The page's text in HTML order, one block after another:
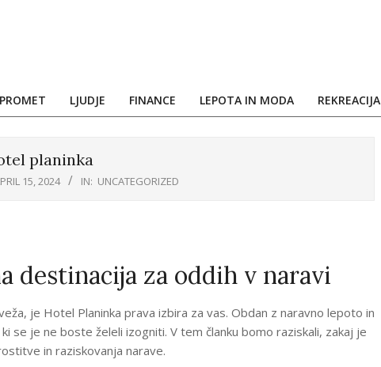
PROMET LJUDJE FINANCE LEPOTA IN MODA REKREACIJA
planinka
15, 2024 IN: UNCATEGORIZED
destinacija za oddih v naravi
je Hotel Planinka prava izbira za vas. Obdan z naravno lepoto in
se je ne boste želeli izogniti. V tem članku bomo raziskali, zakaj je
in raziskovanja narave.